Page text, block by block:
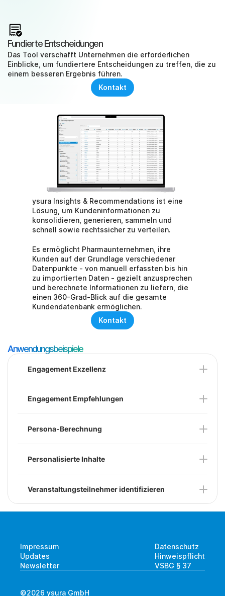
Fundierte Entscheidungen
Das Tool verschafft Unternehmen die erforderlichen
Einblicke, um fundiertere Entscheidungen zu treffen, die zu
einem besseren Ergebnis führen.
Kontakt
ysura Insights & Recommendations ist eine
Lösung, um Kundeninformationen zu
konsolidieren, generieren, sammeln und
schnell sowie rechtssicher zu verteilen.
Es ermöglicht Pharmaunternehmen, ihre
Kunden auf der Grundlage verschiedener
Datenpunkte - von manuell erfassten bis hin
zu importierten Daten - gezielt anzusprechen
und berechnete Informationen zu liefern, die
einen 360-Grad-Blick auf die gesamte
Kundendatenbank ermöglichen.
Kontakt
Anwendungsbeispiele
Engagement Exzellenz
Engagement Empfehlungen
Persona-Berechnung
Personalisierte Inhalte
Veranstaltungsteilnehmer identifizieren
Impressum
Updates
Newsletter
Datenschutz
Hinweispflicht
VSBG § 37
©2026 ysura GmbH